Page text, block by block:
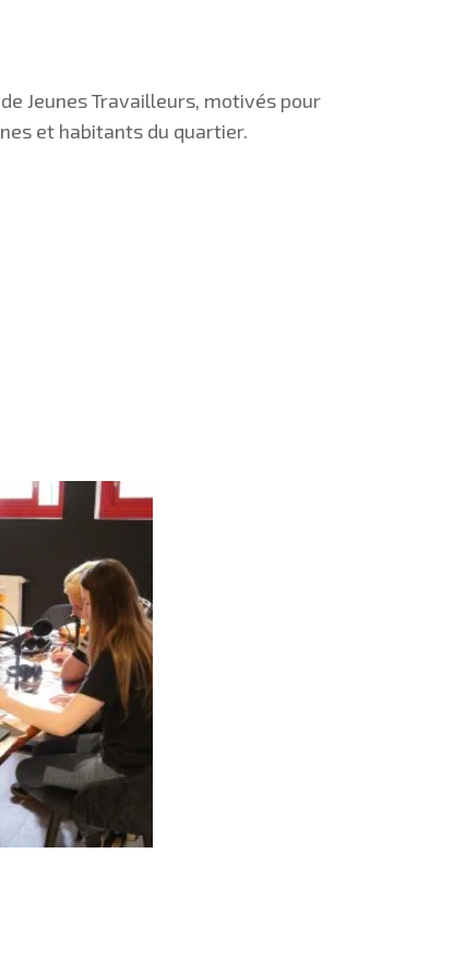
Jeunes Travailleurs, motivés pour
et habitants du quartier.